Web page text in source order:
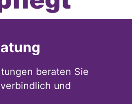
beraten Sie
und